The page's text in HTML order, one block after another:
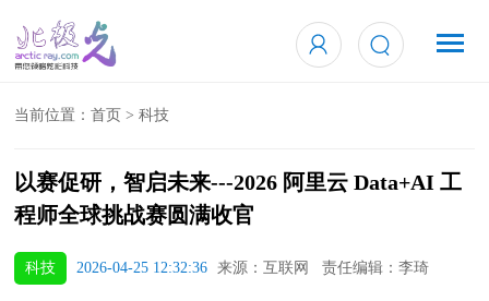
当前位置：首页 >科技
以赛促研，智启未来---2026 阿里云 Data+AI 工
程师全球挑战赛圆满收官
科技 2026-04-25 12:32:36 来源：互联网 责任编辑：李琦